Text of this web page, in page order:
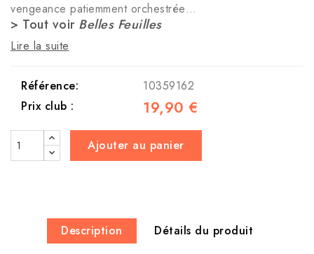
vengeance patiemment orchestrée…
> Tout voir Belles Feuilles
Lire la suite
Référence:
10359162
Prix club :
19,90 €
Ajouter au panier
Description Détails du produit